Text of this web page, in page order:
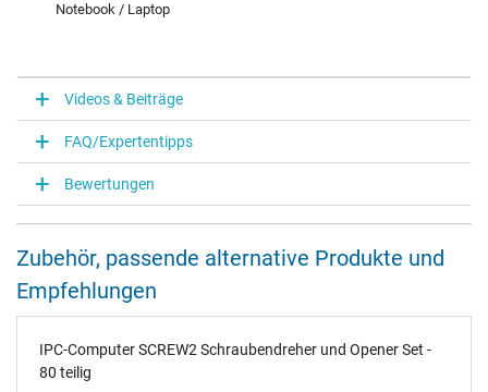
Notebook / Laptop
Videos & Beiträge
FAQ/Expertentipps
Bewertungen
Zubehör, passende alternative Produkte und
Empfehlungen
IPC-Computer SCREW2 Schraubendreher und Opener Set -
80 teilig